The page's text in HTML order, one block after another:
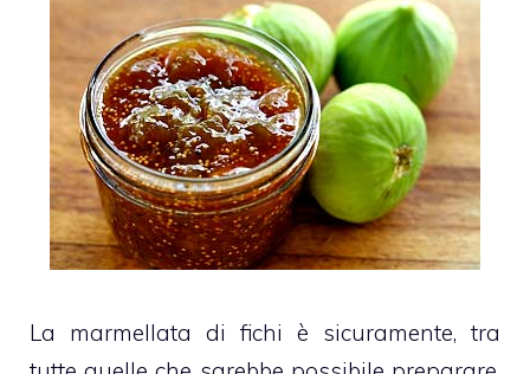
La marmellata di fichi è sicuramente, tra